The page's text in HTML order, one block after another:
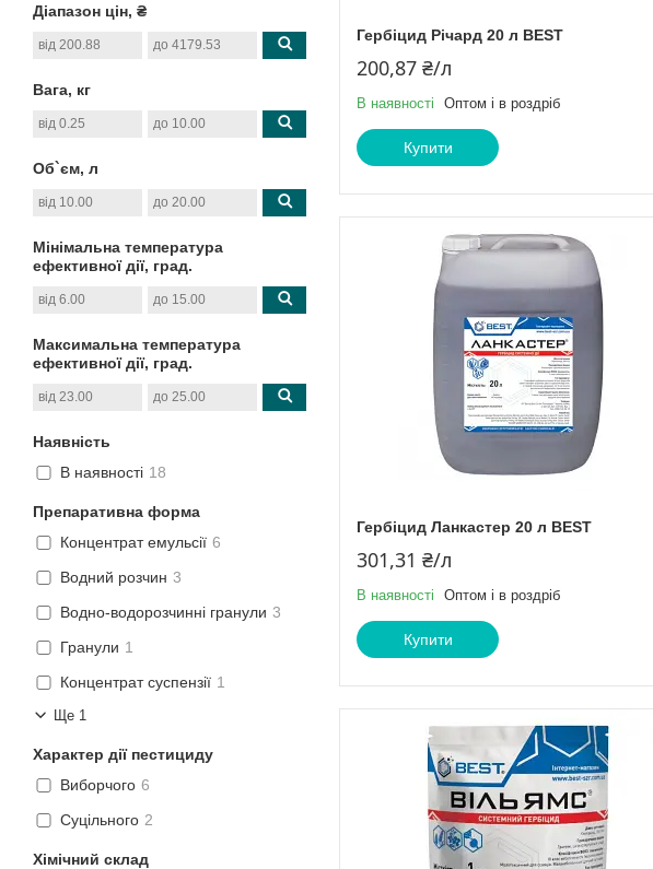
Діапазон цін, ₴
Вага, кг
Об`єм, л
Мінімальна температура
ефективної дії, град.
Максимальна температура
ефективної дії, град.
Наявність
В наявності 18
Препаративна форма
Концентрат емульсії 6
Водний розчин 3
Водно-водорозчинні гранули 3
Гранули 1
Концентрат суспензії 1
Ще 1
Характер дії пестициду
Виборчого 6
Суцільного 2
Хімічний склад
Гербіцид Річард 20 л BEST
200,87 ₴/л
В наявності Оптом і в роздріб
Купити
Гербіцид Ланкастер 20 л BEST
301,31 ₴/л
В наявності Оптом і в роздріб
Купити